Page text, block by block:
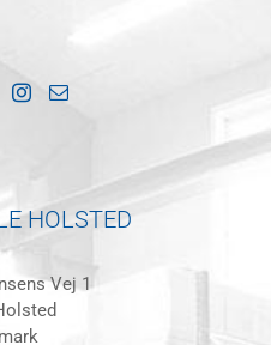
HOLSTED
Vej 1